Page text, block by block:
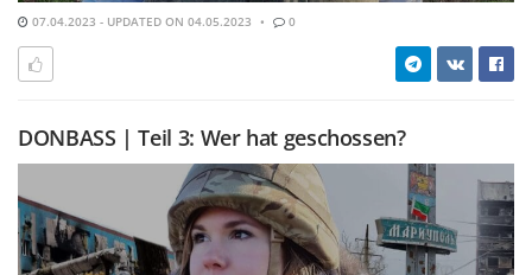
07.04.2023 - UPDATED ON 04.05.2023 0
DONBASS | Teil 3: Wer hat geschossen?